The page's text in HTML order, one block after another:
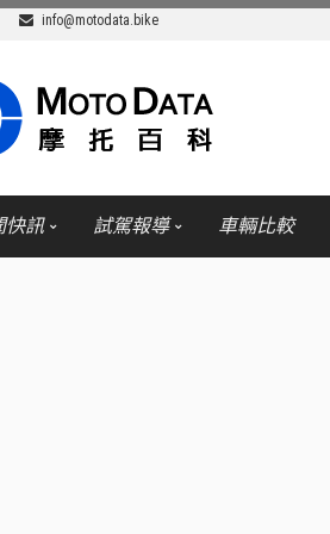
info@motodata.bike
快訊 試駕報導 車輛比較